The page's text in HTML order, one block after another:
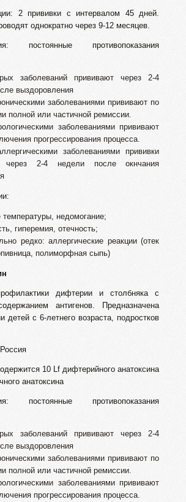
2 прививки с интервалом 45 дней.
однократно через 9-12 месяцев.
постоянные противопоказания
заболеваний прививают через 2-4
выздоровления
заболеваниями прививают по
полной или частичной ремиссии.
заболеваниями прививают
прогрессирования процесса.
заболеваниями прививки
через 2-4 недели после окнчания
недомогание;
гиперемия, отечность;
редко: аллергические реакции (отек
полиморфная сыпь)
дифтерии и столбняка с
антигенов. Предназначена
детей с 6-летнего возраста, подростков
10 Lf дифтерийного анатоксина
анатоксина
постоянные противопоказания
заболеваний прививают через 2-4
выздоровления
заболеваниями прививают по
полной или частичной ремиссии.
заболеваниями прививают
прогрессирования процесса.